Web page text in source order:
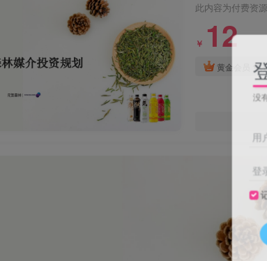
此内容为付费资
￥ 12
黄金会员 免
没
用
登